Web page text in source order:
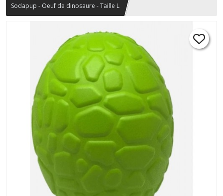
Sodapup - Oeuf de dinosaure - Taille L